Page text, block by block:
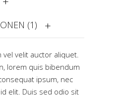
(1)
vel velit auctor aliquet.
lorem quis bibendum
ipsum, nec
elit. Duis sed odio sit